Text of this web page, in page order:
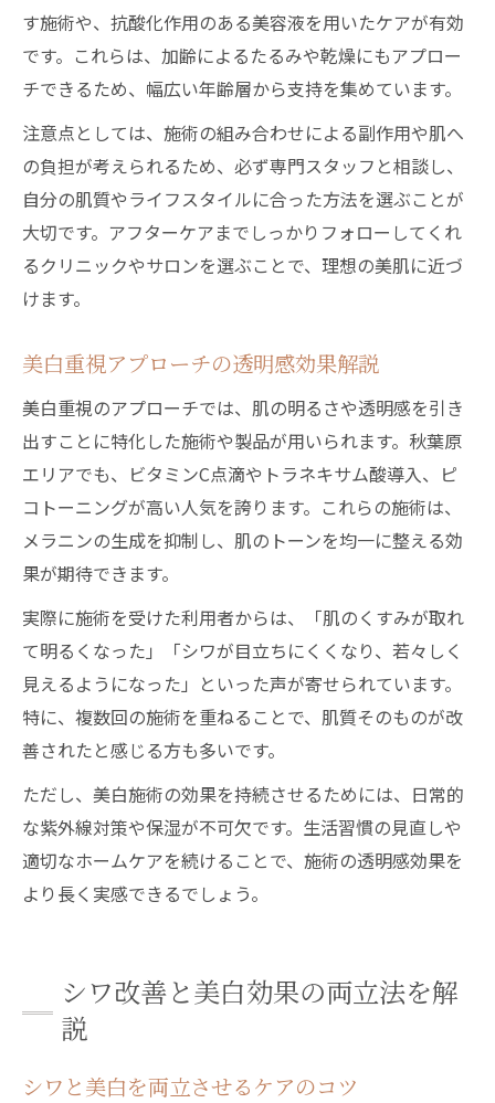
す施術や、抗酸化作用のある美容液を用いたケアが有効
です。これらは、加齢によるたるみや乾燥にもアプロー
チできるため、幅広い年齢層から支持を集めています。
注意点としては、施術の組み合わせによる副作用や肌へ
の負担が考えられるため、必ず専門スタッフと相談し、
自分の肌質やライフスタイルに合った方法を選ぶことが
大切です。アフターケアまでしっかりフォローしてくれ
るクリニックやサロンを選ぶことで、理想の美肌に近づ
けます。
美白重視アプローチの透明感効果解説
美白重視のアプローチでは、肌の明るさや透明感を引き
出すことに特化した施術や製品が用いられます。秋葉原
エリアでも、ビタミンC点滴やトラネキサム酸導入、ピ
コトーニングが高い人気を誇ります。これらの施術は、
メラニンの生成を抑制し、肌のトーンを均一に整える効
果が期待できます。
実際に施術を受けた利用者からは、「肌のくすみが取れ
て明るくなった」「シワが目立ちにくくなり、若々しく
見えるようになった」といった声が寄せられています。
特に、複数回の施術を重ねることで、肌質そのものが改
善されたと感じる方も多いです。
ただし、美白施術の効果を持続させるためには、日常的
な紫外線対策や保湿が不可欠です。生活習慣の見直しや
適切なホームケアを続けることで、施術の透明感効果を
より長く実感できるでしょう。
シワ改善と美白効果の両立法を解
説
シワと美白を両立させるケアのコツ